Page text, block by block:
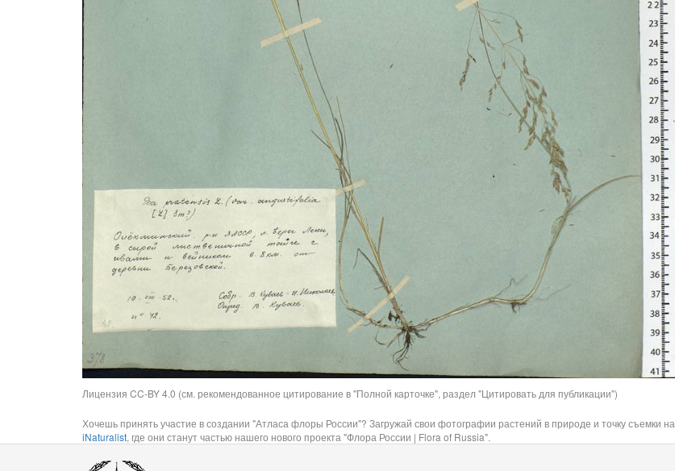
Лицензия CC-BY 4.0 (см. рекомендованное цитирование в "Полной карточке", раздел "Цитировать для публикации")
Хочешь принять участие в создании "Атласа флоры России"? Загружай свои фотографии растений в природе и точку съемки на
iNaturalist, где они станут частью нашего нового проекта "Флора России | Flora of Russia".